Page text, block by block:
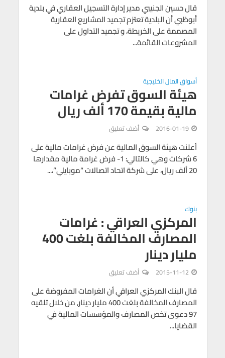
قال حسين الجنيبي مدير إدارة التسجيل العقاري في بلدية
أبوظبي أن البلدية تعتزم تجميد المشاريع العقارية
المصممة على الخريطة، و تجميد التداول على
المشروعات القائمة...
أسواق المال الخليجية
هيئة السوق تفرض غرامات
مالية بقيمة 170 ألف ريال
2016-01-19 أضف تعليق
أعلنت هيئة السوق المالية عن فرض غرامات مالية على
6 شركات وهي كالتالي: 1- فرض غرامة مالية مقدارها
20 ألف ريال، على شركة اتحاد اتصالات “موبايلي”،...
بنوك
المركزي العراقي : غرامات
المصارف المخالفة بلغت 400
مليار دينار
2015-11-12 أضف تعليق
قال البنك المركزي العراقي أن الغرامات المفروضة على
المصارف المخالفة بلغت 400 مليار دينار, من خلال تلقيه
97 دعوى تخص المصارف والمؤسسات المالية في
القضايا...